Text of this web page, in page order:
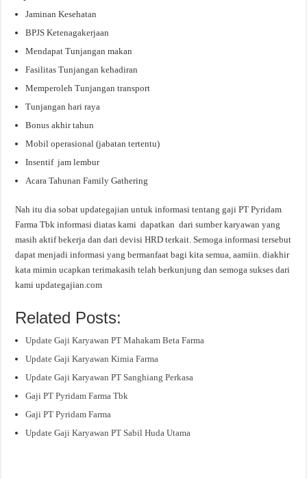
Jaminan Kesehatan
BPJS Ketenagakerjaan
Mendapat Tunjangan makan
Fasilitas Tunjangan kehadiran
Memperoleh Tunjangan transport
Tunjangan hari raya
Bonus akhir tahun
Mobil operasional (jabatan tertentu)
Insentif jam lembur
Acara Tahunan Family Gathering
Nah itu dia sobat updategajian untuk informasi tentang gaji PT Pyridam
Farma Tbk informasi diatas kami dapatkan dari sumber karyawan yang
masih aktif bekerja dan dari devisi HRD terkait. Semoga informasi tersebut
dapat menjadi informasi yang bermanfaat bagi kita semua, aamiin. diakhir
kata mimin ucapkan terimakasih telah berkunjung dan semoga sukses dari
kami updategajian.com
Related Posts:
Update Gaji Karyawan PT Mahakam Beta Farma
Update Gaji Karyawan Kimia Farma
Update Gaji Karyawan PT Sanghiang Perkasa
Gaji PT Pyridam Farma Tbk
Gaji PT Pyridam Farma
Update Gaji Karyawan PT Sabil Huda Utama